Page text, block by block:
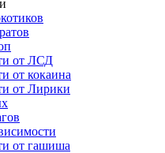
от ЛСД
от кокаина
от Лирики
от гашиша